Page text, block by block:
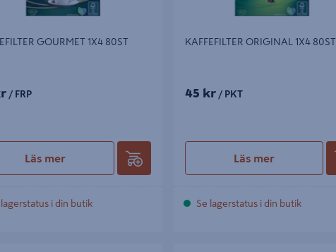
GOURMET 1X4 80ST
/ FRP
Läs mer
lagerstatus i din butik
KAFFEFILTER ORIGINAL 1X4 80ST
45 kr / PKT
Läs mer
Se lagerstatus i din butik